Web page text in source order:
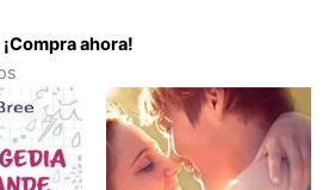
¡Compra ahora!